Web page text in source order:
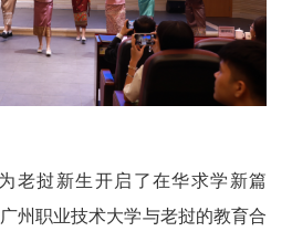
老挝新生开启了在华求学新篇
州职业技术大学与老挝的教育合